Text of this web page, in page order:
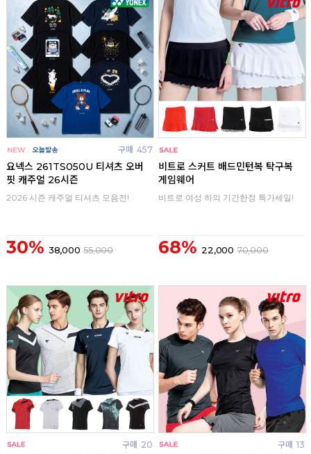
구매 457
요넥스 261TS050U 티셔츠 오버
핏 캐주얼 26시즌
2026 시즌 캐주얼 티셔츠 모음전!
30% 38,000 55,000
비트로 스커트 배드민턴복 탁구복
게임웨어
비트로 여성 하의 기간한정 특가세일!
68% 22,000 70,000
구매 20 구매 13